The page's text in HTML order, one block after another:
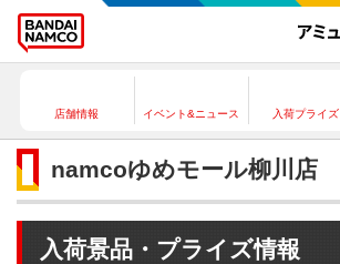
店舗情報 イベント&ニュース 入荷プライズ
namcoゆめモール柳川店
入荷景品・プライズ情報